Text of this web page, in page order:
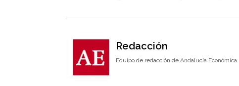
Redacción
Equipo de redacción de Andalucía Económica.